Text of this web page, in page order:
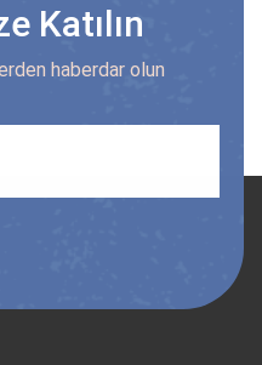
Katılın
haberdar olun